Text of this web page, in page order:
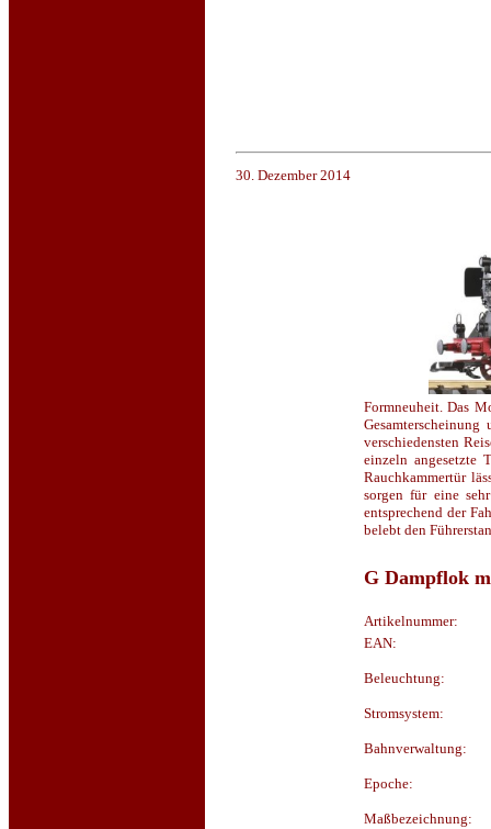
30. Dezember 2014
Formneuheit. Das
verschiedensten
einzeln angesetzte
Rauchkammertür
sorgen für eine
entsprechend der
belebt den
G Dampflok
Artikelnummer:
EAN:
Beleuchtung:
Stromsystem:
Bahnverwaltung:
Epoche:
Maßbezeichnung: